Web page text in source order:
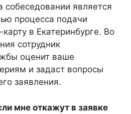
собеседовании является
процесса подачи
в Екатеринбурге. Во
сотрудник
оценит ваше
и задаст вопросы
заявления.
мне откажут в заявке